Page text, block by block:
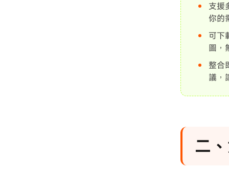
支援
你的
可下
圖，
整合
議，
二